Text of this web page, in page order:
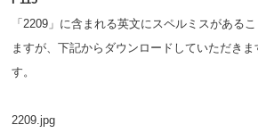
「2209」に含まれる英文にスペルミスがある
ますが、下記からダウンロードしていただき
す。
2209.jpg